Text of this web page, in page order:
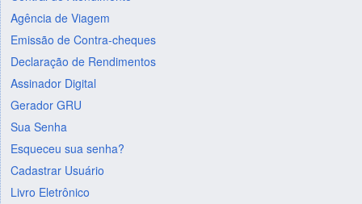
Agência de Viagem
Emissão de Contra-cheques
Declaração de Rendimentos
Assinador Digital
Gerador GRU
Sua Senha
Esqueceu sua senha?
Cadastrar Usuário
Livro Eletrônico